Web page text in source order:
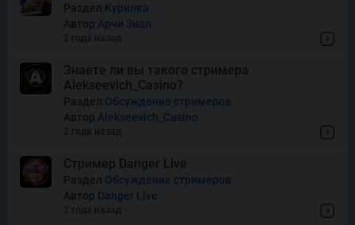
Thor of Asgard
Wishes
Раздел Курилка
Автор Арчи Знал
2 года назад
Знаете ли вы такого стримера
Alekseevich_Casino?
Раздел Обсуждение стримеров
Автор Alekseevich_Casino
2 года назад
Стример Danger Live
Раздел Обсуждение стримеров
Автор Danger Live
2 года назад